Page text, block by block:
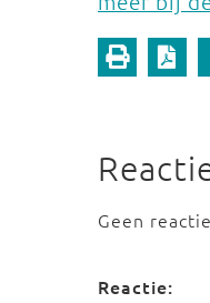
Geen
Reactie: